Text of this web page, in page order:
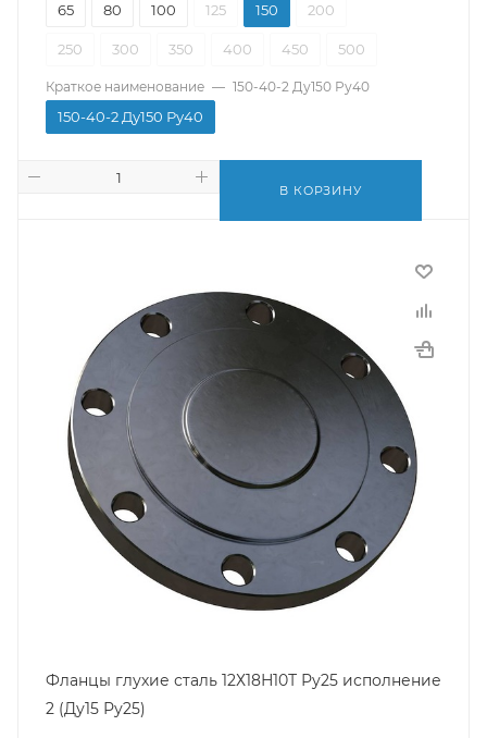
65 80 100 125 150 200
250 300 350 400 450 500
Краткое наименование — 150-40-2 Ду150 Ру40
150-40-2 Ду150 Ру40
В КОРЗИНУ
Фланцы глухие сталь 12Х18Н10Т Ру25 исполнение
2 (Ду15 Ру25)